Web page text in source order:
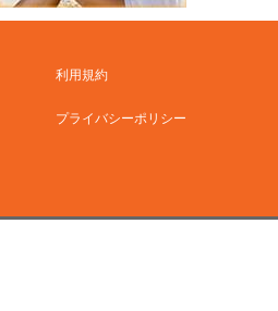
利用規約
プライバシーポリシー